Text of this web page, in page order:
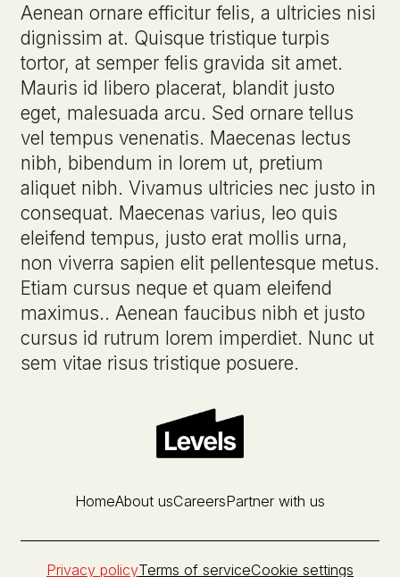
Aenean ornare efficitur felis, a ultricies nisi
dignissim at. Quisque tristique turpis
tortor, at semper felis gravida sit amet.
Mauris id libero placerat, blandit justo
eget, malesuada arcu. Sed ornare tellus
vel tempus venenatis. Maecenas lectus
nibh, bibendum in lorem ut, pretium
aliquet nibh. Vivamus ultricies nec justo in
consequat. Maecenas varius, leo quis
eleifend tempus, justo erat mollis urna,
non viverra sapien elit pellentesque metus.
Etiam cursus neque et quam eleifend
maximus.. Aenean faucibus nibh et justo
cursus id rutrum lorem imperdiet. Nunc ut
sem vitae risus tristique posuere.
HomeAbout usCareersPartner with us
Privacy policyTerms of serviceCookie settings